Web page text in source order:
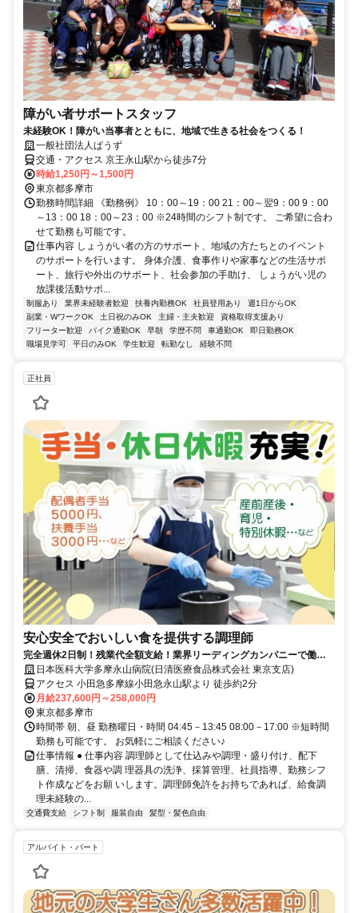
障がい者サポートスタッフ
未経験OK！障がい当事者とともに、地域で生きる社会をつくる！
一般社団法人ぱうず
交通・アクセス 京王永山駅から徒歩7分
時給1,250円～1,500円
東京都多摩市
勤務時間詳細 《勤務例》 10：00～19：00 21：00～翌9：00 9：00
～13：00 18：00～23：00 ※24時間のシフト制です。 ご希望に合わ
せて勤務も可能です。
仕事内容 しょうがい者の方のサポート、地域の方たちとのイベント
のサポートを行います。 身体介護、食事作りや家事などの生活サポ
ート、旅行や外出のサポート、社会参加の手助け、 しょうがい児の
放課後活動サポ...
制服あり 業界未経験者歓迎 扶養内勤務OK 社員登用あり
週1日からOK
副業・WワークOK
土日祝のみOK 主婦・主夫歓迎
資格取得支援あり
フリーター歓迎
バイク通勤OK 早朝 学歴不問 車通勤OK
即日勤務OK
職場見学可
平日のみOK 学生歓迎 転勤なし 経験不問
正社員
安心安全でおいしい食を提供する調理師
完全週休2日制！残業代全額支給！業界リーディングカンパニーで働き
ませんか？！
日本医科大学多摩永山病院(日清医療食品株式会社 東京支店)
アクセス 小田急多摩線小田急永山駅より 徒歩約2分
月給237,600円～258,000円
東京都多摩市
時間帯 朝、昼 勤務曜日・時間 04:45－13:45 08:00－17:00 ※短時間
勤務も可能です。 お気軽にご相談ください♪
仕事情報 ● 仕事内容 調理師として仕込みや調理・盛り付け、配下
膳、清掃、食器や調 理器具の洗浄、採算管理、社員指導、勤務シフ
ト作成などをお願 いします。調理師免許をお持ちであれば、給食調
理未経験の...
交通費支給 シフト制 服装自由 髪型・髪色自由
アルバイト・パート